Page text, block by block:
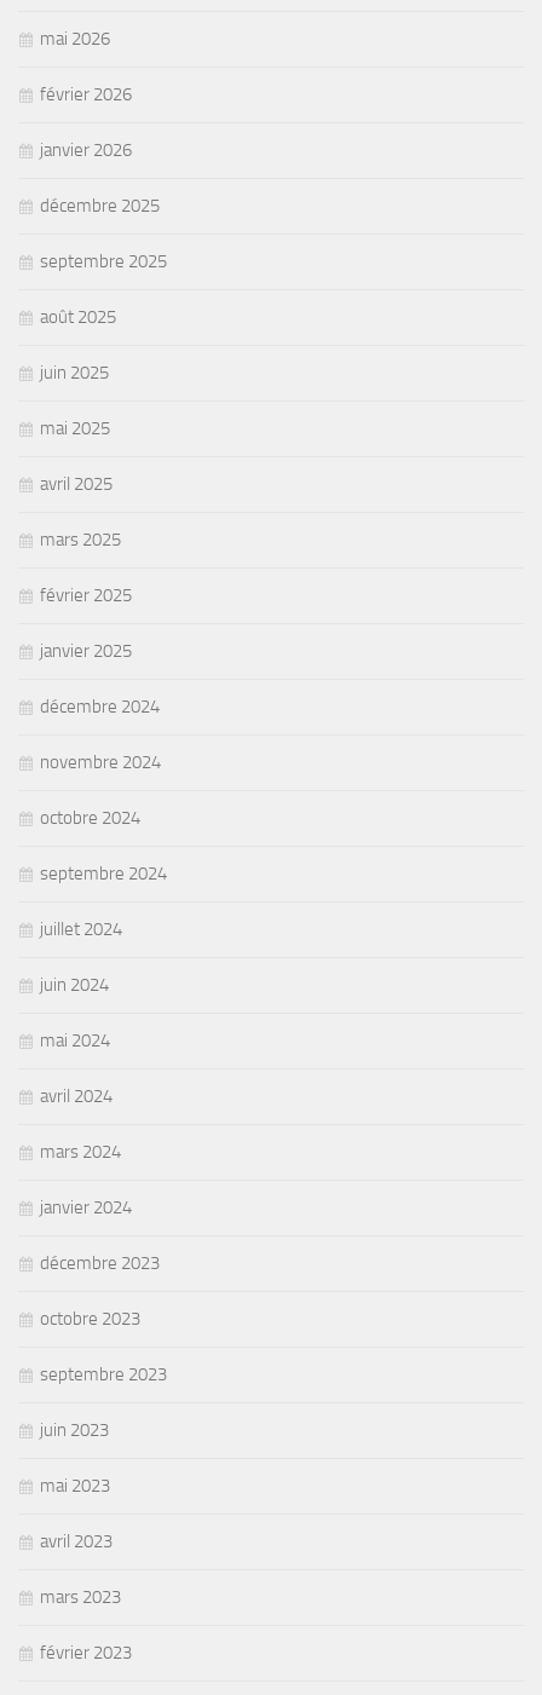
mai 2026
février 2026
janvier 2026
décembre 2025
septembre 2025
août 2025
juin 2025
mai 2025
avril 2025
mars 2025
février 2025
janvier 2025
décembre 2024
novembre 2024
octobre 2024
septembre 2024
juillet 2024
juin 2024
mai 2024
avril 2024
mars 2024
janvier 2024
décembre 2023
octobre 2023
septembre 2023
juin 2023
mai 2023
avril 2023
mars 2023
février 2023